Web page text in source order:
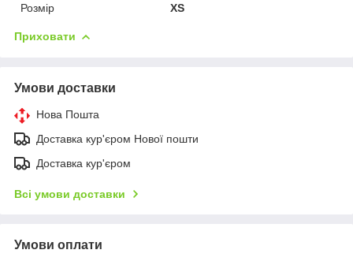
Розмір
XS
Приховати
Умови доставки
Нова Пошта
Доставка кур'єром Нової пошти
Доставка кур'єром
Всі умови доставки
Умови оплати